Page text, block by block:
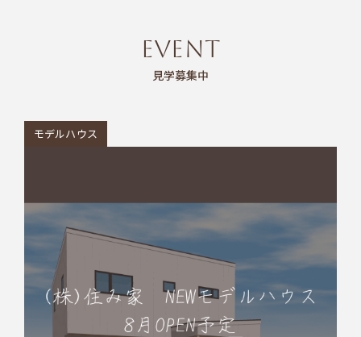
EVENT
見学募集中
モデルハウス